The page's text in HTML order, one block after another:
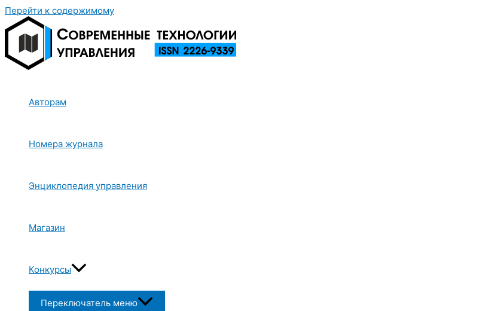
Перейти к содержимому
Авторам
Номера журнала
Энциклопедия управления
Магазин
Конкурсы
Переключатель меню